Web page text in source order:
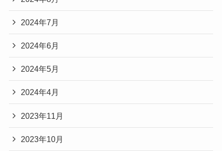
2024年7月
2024年6月
2024年5月
2024年4月
2023年11月
2023年10月